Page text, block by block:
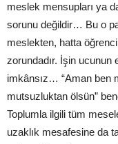
meslek mensupları ya
sorunu değildir… Bu o
meslekten, hatta
zorundadır. İşin ucunun
imkânsız… “Aman ben
mutsuzluktan ölsün”
Toplumla ilgili tüm
uzaklık mesafesine da